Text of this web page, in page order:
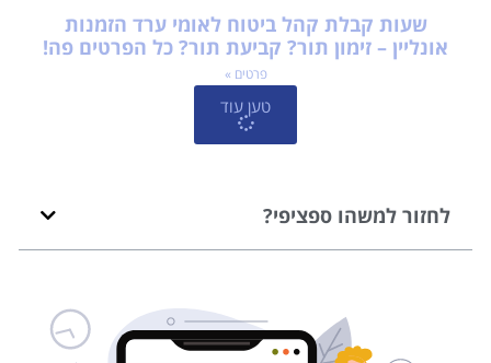
שעות קבלת קהל ביטוח לאומי ערד הזמנות
אונליין – זימון תור? קביעת תור? כל הפרטים פה!
פרטים »
טען עוד
לחזור למשהו ספציפי?